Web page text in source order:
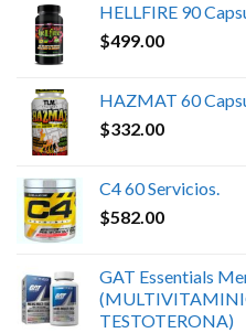
HELLFIRE 90
$499.00
HAZMAT 60
$332.00
C4 60 Servicios.
$582.00
GAT Essentials
TESTOTERONA)